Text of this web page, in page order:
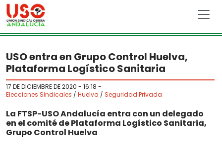
Skip to main content
USO entra en Grupo Control Huelva,
Plataforma Logístico Sanitaria
17 DE DICIEMBRE DE 2020 - 16:18 -
Elecciones Sindicales / Huelva / Seguridad Privada
La FTSP-USO Andalucía entra con un delegado
en el comité de Plataforma Logístico Sanitaria,
Grupo Control Huelva